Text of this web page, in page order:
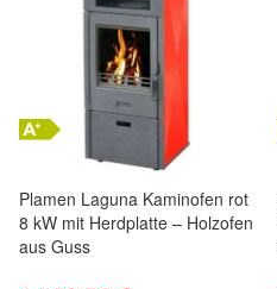
Plamen Laguna Kaminofen rot
8 kW mit Herdplatte – Holzofen
aus Guss